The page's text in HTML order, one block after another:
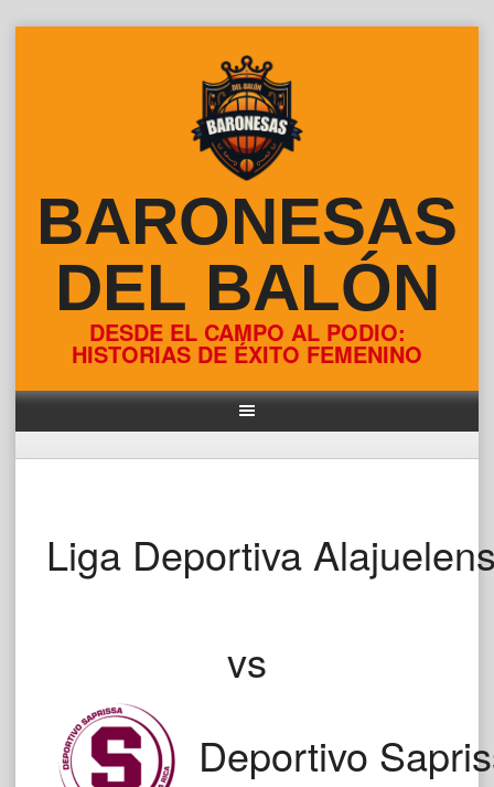
BARONESAS
DEL BALÓN
DESDE EL CAMPO AL PODIO:
HISTORIAS DE ÉXITO FEMENINO
Liga Deportiva
vs
Deportivo